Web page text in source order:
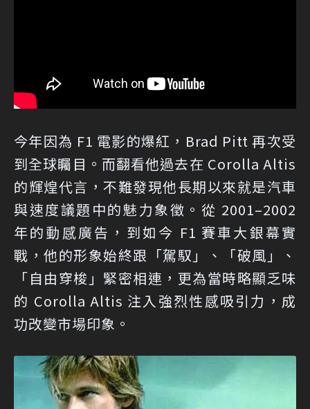
今年因為 F1 電影的爆紅，Brad Pitt 再次受
到全球矚目。而翻看他過去在 Corolla Altis
的輝煌代言，不難發現他長期以來就是汽車
與速度議題中的魅力象徵。從 2001–2002
年的動感廣告，到如今 F1 賽車大銀幕實
戰，他的形象始終跟「駕馭」、「破風」、
「自由穿梭」緊密相連，更為當時略顯乏味
的 Corolla Altis 注入強烈性感吸引力，成
功改變市場印象。